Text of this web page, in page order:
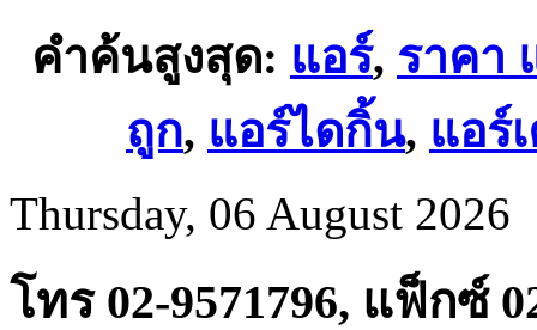
คำค้นสูงสุด: แอร์, ราคา
ถูก, แอร์ไดกิ้น, แอร์
Thursday, 06 August 2026
โทร 02-9571796, แฟ็กซ์